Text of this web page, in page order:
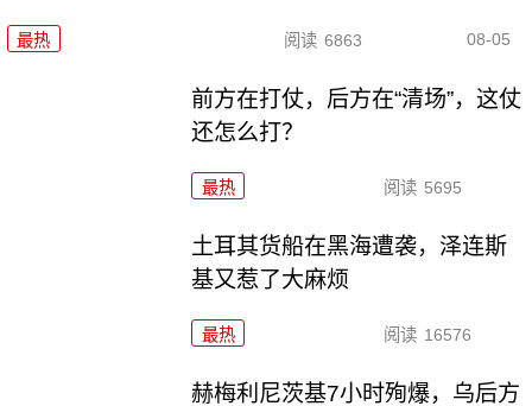
最热 阅读 6863 08-05
前方在打仗，后方在“清场”，这仗
还怎么打？
最热 阅读 5695
土耳其货船在黑海遭袭，泽连斯
基又惹了大麻烦
最热 阅读 16576
赫梅利尼茨基7小时殉爆，乌后方